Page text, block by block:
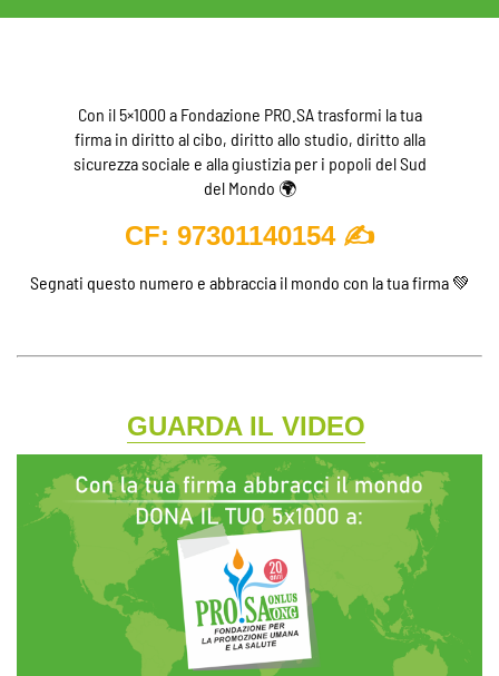
Con il 5×1000 a Fondazione PRO.SA trasformi la tua
firma in diritto al cibo, diritto allo studio, diritto alla
sicurezza sociale e alla giustizia per i popoli del Sud
del Mondo 🌍
CF: 97301140154✍️
Segnati questo numero e abbraccia il mondo con la tua firma 💚
GUARDA IL VIDEO